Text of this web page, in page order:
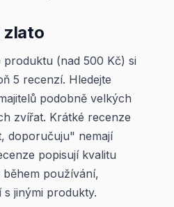
zlato
(nad 500 Kč) si
5 recenzí. Hledejte
podobně velkých
zvířat. Krátké recenze
doporučuju" nemají
popisují kvalitu
používání,
jinými produkty.